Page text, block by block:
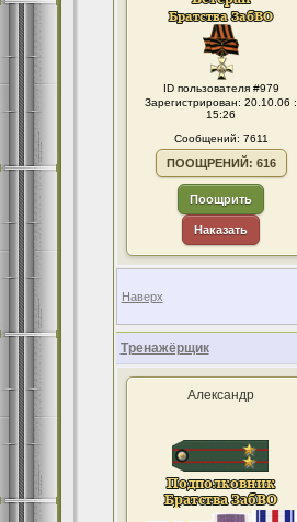
ID пользователя #979
Зарегистрирован: 20.10.06 :
15:26
Сообщений: 7611
ПООЩРЕНИЙ: 616
Поощрить
Наказать
Наверх
Тренажёрщик
Александр